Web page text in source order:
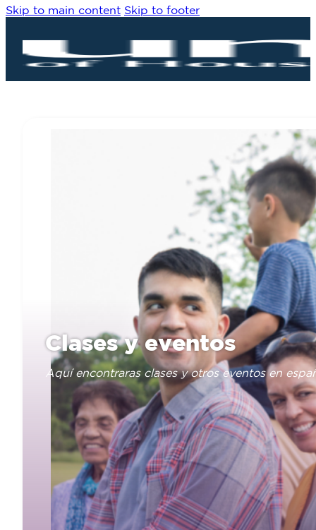
Skip to main content Skip to footer
Clases y eventos
Aquí encontraras clases y otros eventos en